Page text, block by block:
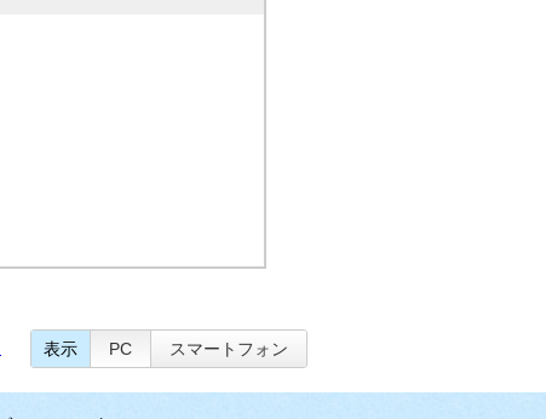
表示 PC スマートフォン